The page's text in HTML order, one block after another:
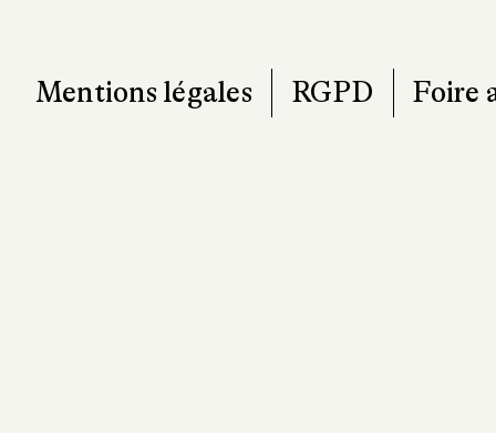
Mentions légales RGPD Foire